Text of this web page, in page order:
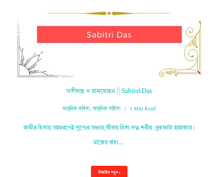
সতীদাহ ও রামমোহন || Sabitri Das
আধুনিক কবিতা,আধুনিক সাহিত্য 1 Min Read
স্বামীর চিতায় সহমরণেই পুণ্যের সঞ্চার,জীবন্ত চিতা-দগ্ধ শরীর ,বুকফাটা হাহাকার।
ঢাকের বাদ্য…
বিস্তারিত পড়ুন »